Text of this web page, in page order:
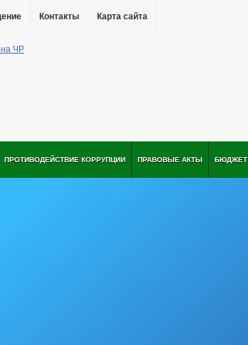
Контакты Карта сайта
ПРОТИВОДЕЙСТВИЕ КОРРУПЦИИ ПРАВОВЫЕ АКТЫ БЮДЖЕТ